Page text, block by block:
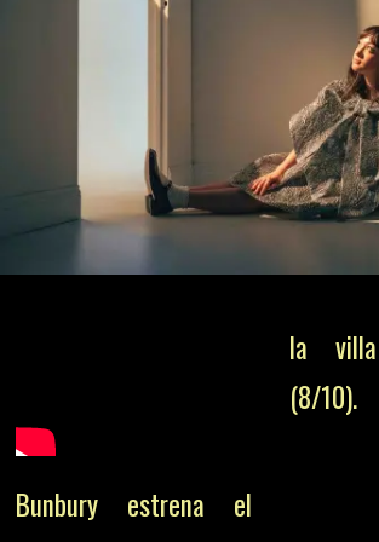
Bunbury estrena el
la
(8/10).